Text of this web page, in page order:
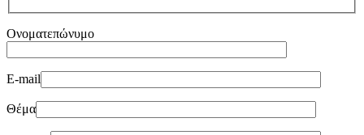
Ονοματεπώνυμο
E-mail
Θέμα